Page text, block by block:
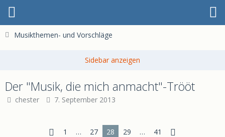
Musikthemen- und Vorschläge
Der "Musik, die mich anmacht"-Trööt
chester 7. September 2013
1 … 27 28 29 … 41